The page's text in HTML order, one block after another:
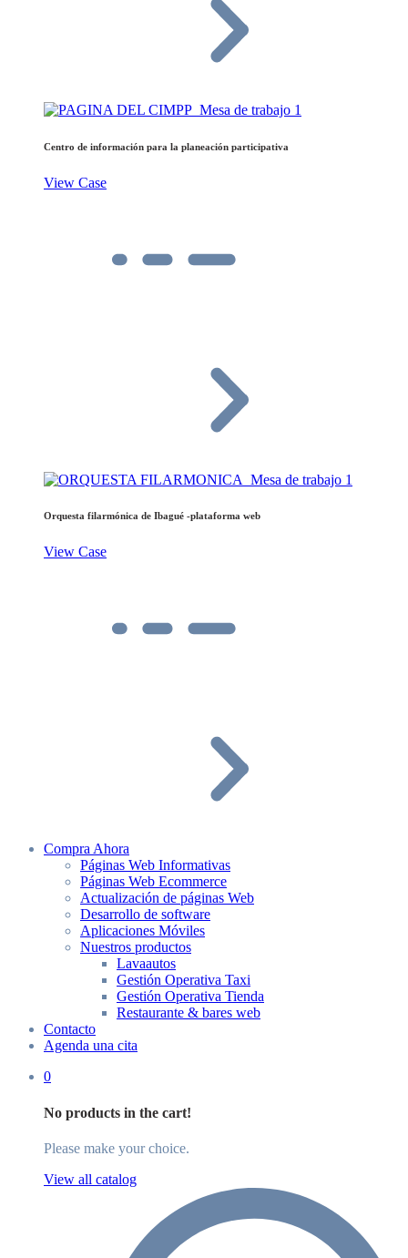
Centro de información para la planeación participativa
View Case
Orquesta filarmónica de Ibagué -plataforma web
View Case
Compra Ahora
Páginas Web Informativas
Páginas Web Ecommerce
Actualización de páginas Web
Desarrollo de software
Aplicaciones Móviles
Nuestros productos
Lavaautos
Gestión Operativa Taxi
Gestión Operativa Tienda
Restaurante & bares web
Contacto
Agenda una cita
0
No products in the cart!
Please make your choice.
View all catalog